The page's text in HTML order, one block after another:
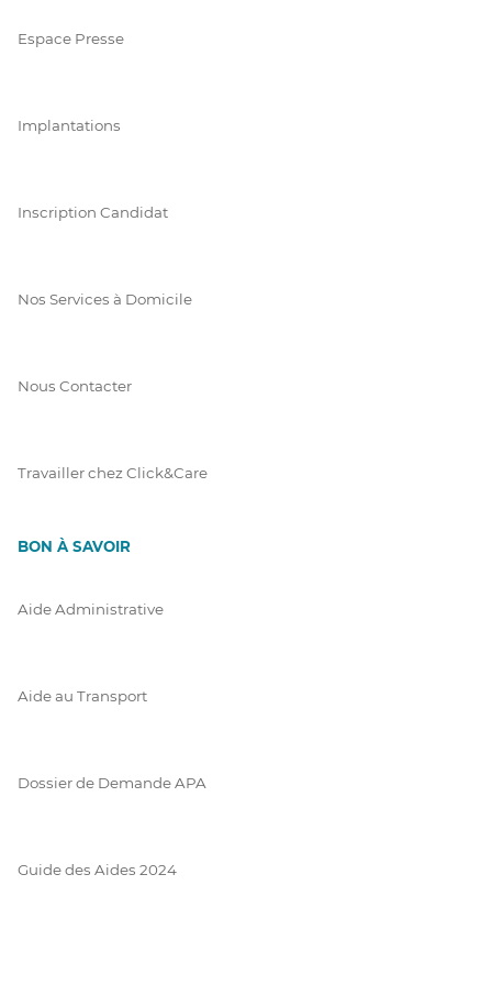
Espace Presse
Implantations
Inscription Candidat
Nos Services à Domicile
Nous Contacter
Travailler chez Click&Care
BON À SAVOIR
Aide Administrative
Aide au Transport
Dossier de Demande APA
Guide des Aides 2024